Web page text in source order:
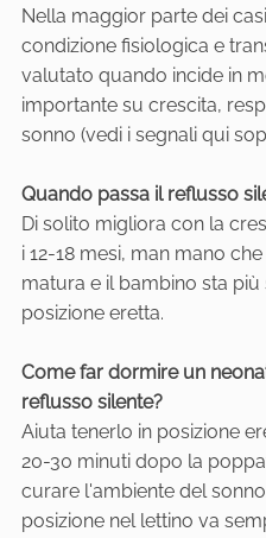
Nella maggior parte dei
condizione fisiologica e
valutato quando incide in
importante su crescita,
sonno (vedi i segnali qui
Quando passa il reflusso
Di solito migliora con la
i 12-18 mesi, man mano
matura e il bambino sta più
posizione eretta.
Come far dormire un
reflusso silente?
Aiuta tenerlo in posizione
20-30 minuti dopo la
curare l'ambiente del
posizione nel lettino va